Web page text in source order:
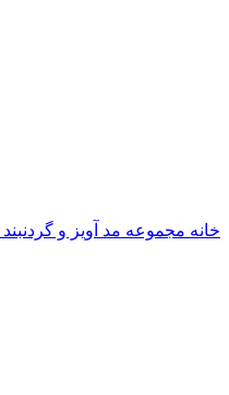
خانه مجموعه مد آویز و گردنبند